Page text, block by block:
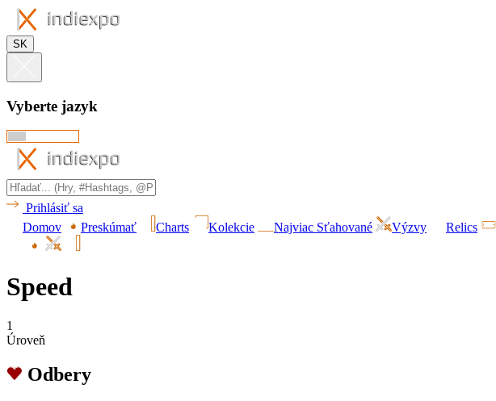
SK
Vyberte jazyk
Prihlásiť sa
Domov
Preskúmať Charts Kolekcie Najviac Sťahované Výzvy Relics
Speed
1
Úroveň
Odbery